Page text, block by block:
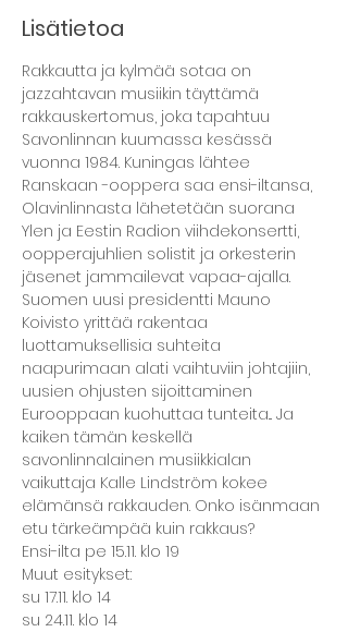
Lisätietoa
Rakkautta ja kylmää sotaa on
jazzahtavan musiikin täyttämä
rakkauskertomus, joka tapahtuu
Savonlinnan kuumassa kesässä
vuonna 1984. Kuningas lähtee
Ranskaan -ooppera saa ensi-iltansa,
Olavinlinnasta lähetetään suorana
Ylen ja Eestin Radion viihdekonsertti,
oopperajuhlien solistit ja orkesterin
jäsenet jammailevat vapaa-ajalla.
Suomen uusi presidentti Mauno
Koivisto yrittää rakentaa
luottamuksellisia suhteita
naapurimaan alati vaihtuviin johtajiin,
uusien ohjusten sijoittaminen
Eurooppaan kuohuttaa tunteita... Ja
kaiken tämän keskellä
savonlinnalainen musiikkialan
vaikuttaja Kalle Lindström kokee
elämänsä rakkauden. Onko isänmaan
etu tärkeämpää kuin rakkaus?
Ensi-ilta pe 15.11. klo 19
Muut esitykset:
su 17.11. klo 14
su 24.11. klo 14